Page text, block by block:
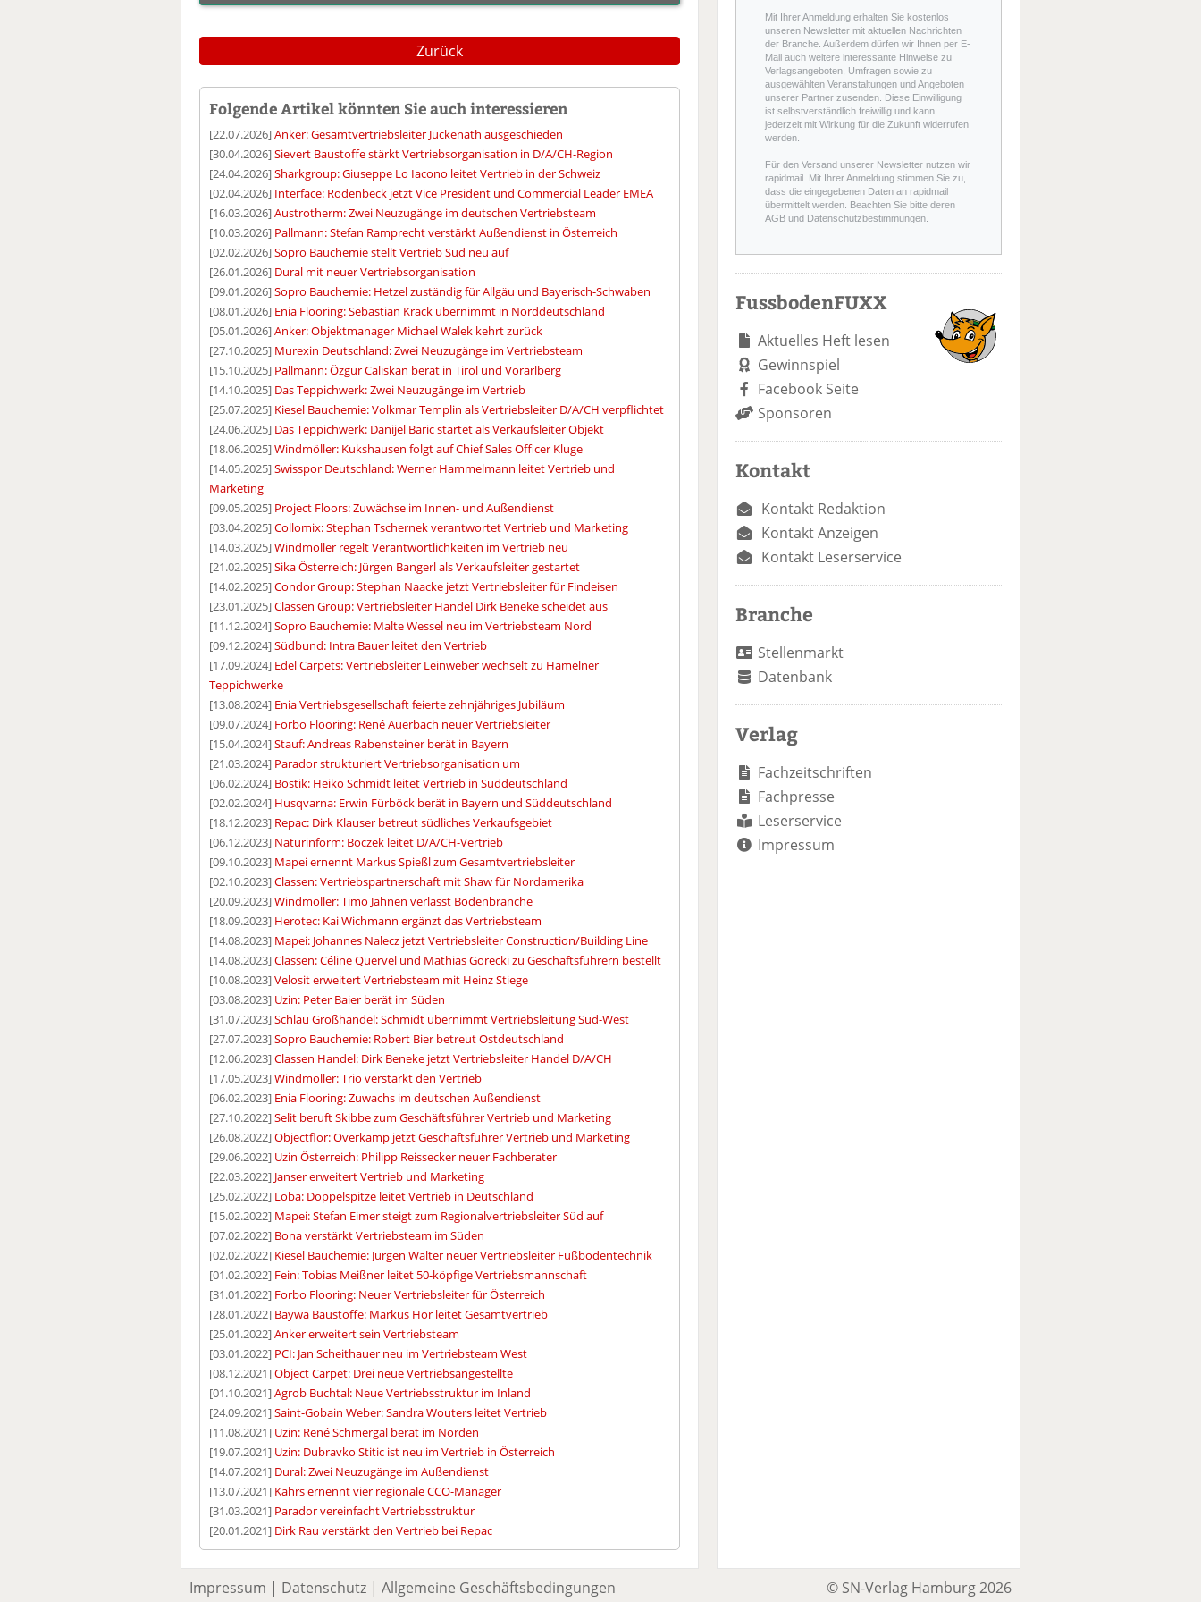
Zurück
Folgende Artikel könnten Sie auch interessieren
[22.07.2026]Anker: Gesamtvertriebsleiter Juckenath ausgeschieden
[30.04.2026]Sievert Baustoffe stärkt Vertriebsorganisation in D/A/CH-Region
[24.04.2026]Sharkgroup: Giuseppe Lo Iacono leitet Vertrieb in der Schweiz
[02.04.2026] Interface: Rödenbeck jetzt Vice President und Commercial Leader EMEA
[16.03.2026]Austrotherm: Zwei Neuzugänge im deutschen Vertriebsteam
[10.03.2026] Pallmann: Stefan Ramprecht verstärkt Außendienst in Österreich
[02.02.2026]Sopro Bauchemie stellt Vertrieb Süd neu auf
[26.01.2026] Dural mit neuer Vertriebsorganisation
[09.01.2026]Sopro Bauchemie: Hetzel zuständig für Allgäu und Bayerisch-Schwaben
[08.01.2026] Enia Flooring: Sebastian Krack übernimmt in Norddeutschland
[05.01.2026]Anker: Objektmanager Michael Walek kehrt zurück
[27.10.2025] Murexin Deutschland: Zwei Neuzugänge im Vertriebsteam
[15.10.2025] Pallmann: Özgür Caliskan berät in Tirol und Vorarlberg
[14.10.2025] Das Teppichwerk: Zwei Neuzugänge im Vertrieb
[25.07.2025] Kiesel Bauchemie: Volkmar Templin als Vertriebsleiter D/A/CH verpflichtet
[24.06.2025] Das Teppichwerk: Danijel Baric startet als Verkaufsleiter Objekt
[18.06.2025]Windmöller: Kukshausen folgt auf Chief Sales Officer Kluge
[14.05.2025]Swisspor Deutschland: Werner Hammelmann leitet Vertrieb und
Marketing
[09.05.2025] Project Floors: Zuwächse im Innen- und Außendienst
[03.04.2025]Collomix: Stephan Tschernek verantwortet Vertrieb und Marketing
[14.03.2025]Windmöller regelt Verantwortlichkeiten im Vertrieb neu
[21.02.2025]Sika Österreich: Jürgen Bangerl als Verkaufsleiter gestartet
[14.02.2025]Condor Group: Stephan Naacke jetzt Vertriebsleiter für Findeisen
[23.01.2025]Classen Group: Vertriebsleiter Handel Dirk Beneke scheidet aus
[11.12.2024]Sopro Bauchemie: Malte Wessel neu im Vertriebsteam Nord
[09.12.2024]Südbund: Intra Bauer leitet den Vertrieb
[17.09.2024] Edel Carpets: Vertriebsleiter Leinweber wechselt zu Hamelner
Teppichwerke
[13.08.2024] Enia Vertriebsgesellschaft feierte zehnjähriges Jubiläum
[09.07.2024] Forbo Flooring: René Auerbach neuer Vertriebsleiter
[15.04.2024]Stauf: Andreas Rabensteiner berät in Bayern
[21.03.2024] Parador strukturiert Vertriebsorganisation um
[06.02.2024] Bostik: Heiko Schmidt leitet Vertrieb in Süddeutschland
[02.02.2024] Husqvarna: Erwin Fürböck berät in Bayern und Süddeutschland
[18.12.2023] Repac: Dirk Klauser betreut südliches Verkaufsgebiet
[06.12.2023] Naturinform: Boczek leitet D/A/CH-Vertrieb
[09.10.2023] Mapei ernennt Markus Spießl zum Gesamtvertriebsleiter
[02.10.2023]Classen: Vertriebspartnerschaft mit Shaw für Nordamerika
[20.09.2023]Windmöller: Timo Jahnen verlässt Bodenbranche
[18.09.2023] Herotec: Kai Wichmann ergänzt das Vertriebsteam
[14.08.2023] Mapei: Johannes Nalecz jetzt Vertriebsleiter Construction/Building Line
[14.08.2023]Classen: Céline Quervel und Mathias Gorecki zu Geschäftsführern bestellt
[10.08.2023]Velosit erweitert Vertriebsteam mit Heinz Stiege
[03.08.2023] Uzin: Peter Baier berät im Süden
[31.07.2023]Schlau Großhandel: Schmidt übernimmt Vertriebsleitung Süd-West
[27.07.2023]Sopro Bauchemie: Robert Bier betreut Ostdeutschland
[12.06.2023]Classen Handel: Dirk Beneke jetzt Vertriebsleiter Handel D/A/CH
[17.05.2023]Windmöller: Trio verstärkt den Vertrieb
[06.02.2023] Enia Flooring: Zuwachs im deutschen Außendienst
[27.10.2022]Selit beruft Skibbe zum Geschäftsführer Vertrieb und Marketing
[26.08.2022]Objectflor: Overkamp jetzt Geschäftsführer Vertrieb und Marketing
[29.06.2022] Uzin Österreich: Philipp Reissecker neuer Fachberater
[22.03.2022] Janser erweitert Vertrieb und Marketing
[25.02.2022] Loba: Doppelspitze leitet Vertrieb in Deutschland
[15.02.2022] Mapei: Stefan Eimer steigt zum Regionalvertriebsleiter Süd auf
[07.02.2022] Bona verstärkt Vertriebsteam im Süden
[02.02.2022] Kiesel Bauchemie: Jürgen Walter neuer Vertriebsleiter Fußbodentechnik
[01.02.2022] Fein: Tobias Meißner leitet 50-köpfige Vertriebsmannschaft
[31.01.2022] Forbo Flooring: Neuer Vertriebsleiter für Österreich
[28.01.2022] Baywa Baustoffe: Markus Hör leitet Gesamtvertrieb
[25.01.2022]Anker erweitert sein Vertriebsteam
[03.01.2022] PCI: Jan Scheithauer neu im Vertriebsteam West
[08.12.2021]Object Carpet: Drei neue Vertriebsangestellte
[01.10.2021]Agrob Buchtal: Neue Vertriebsstruktur im Inland
[24.09.2021]Saint-Gobain Weber: Sandra Wouters leitet Vertrieb
[11.08.2021] Uzin: René Schmergal berät im Norden
[19.07.2021] Uzin: Dubravko Stitic ist neu im Vertrieb in Österreich
[14.07.2021] Dural: Zwei Neuzugänge im Außendienst
[13.07.2021] Kährs ernennt vier regionale CCO-Manager
[31.03.2021] Parador vereinfacht Vertriebsstruktur
[20.01.2021] Dirk Rau verstärkt den Vertrieb bei Repac
Mit Ihrer Anmeldung erhalten Sie kostenlos
unseren Newsletter mit aktuellen Nachrichten
der Branche. Außerdem dürfen wir Ihnen per E-
Mail auch weitere interessante Hinweise zu
Verlagsangeboten, Umfragen sowie zu
ausgewählten Veranstaltungen und Angeboten
unserer Partner zusenden. Diese Einwilligung
ist selbstverständlich freiwillig und kann
jederzeit mit Wirkung für die Zukunft widerrufen
werden.
Für den Versand unserer Newsletter nutzen wir
rapidmail. Mit Ihrer Anmeldung stimmen Sie zu,
dass die eingegebenen Daten an rapidmail
übermittelt werden. Beachten Sie bitte deren
AGB und Datenschutzbestimmungen.
FussbodenFUXX
Aktuelles Heft lesen
Gewinnspiel
Facebook Seite
Sponsoren
Kontakt
Kontakt Redaktion
Kontakt Anzeigen
Kontakt Leserservice
Branche
Stellenmarkt
Datenbank
Verlag
Fachzeitschriften
Fachpresse
Leserservice
Impressum
Impressum | Datenschutz | Allgemeine Geschäftsbedingungen © SN-Verlag Hamburg 2026